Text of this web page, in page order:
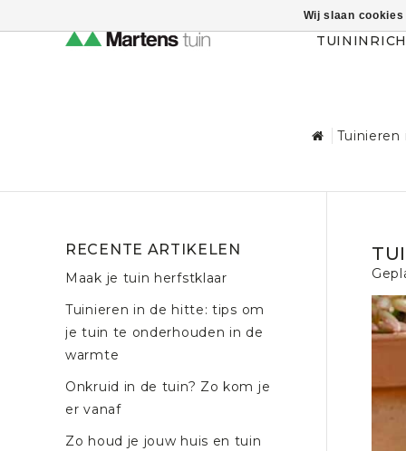
RECENTE ARTIKELEN
Maak je tuin herfstklaar
Tuinieren in de hitte: tips om
je tuin te onderhouden in de
warmte
Onkruid in de tuin? Zo kom je
er vanaf
Zo houd je jouw huis en tuin
Wij slaan
Themahulp verbergen